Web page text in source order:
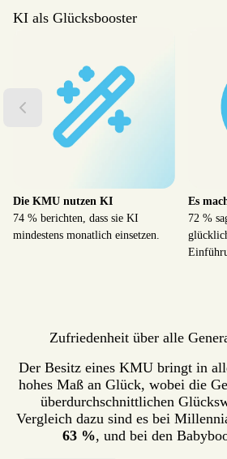
KI als Glücksbooster
Die KMU nutzen KI
74 % berichten, dass sie KI
mindestens monatlich einsetzen.
Es
72 %
Zufriedenheit über alle
Der Besitz eines KMU bringt in
hohes Maß an Glück, wobei die
überdurchschnittlichen
Vergleich dazu sind es bei
63 %, und bei den